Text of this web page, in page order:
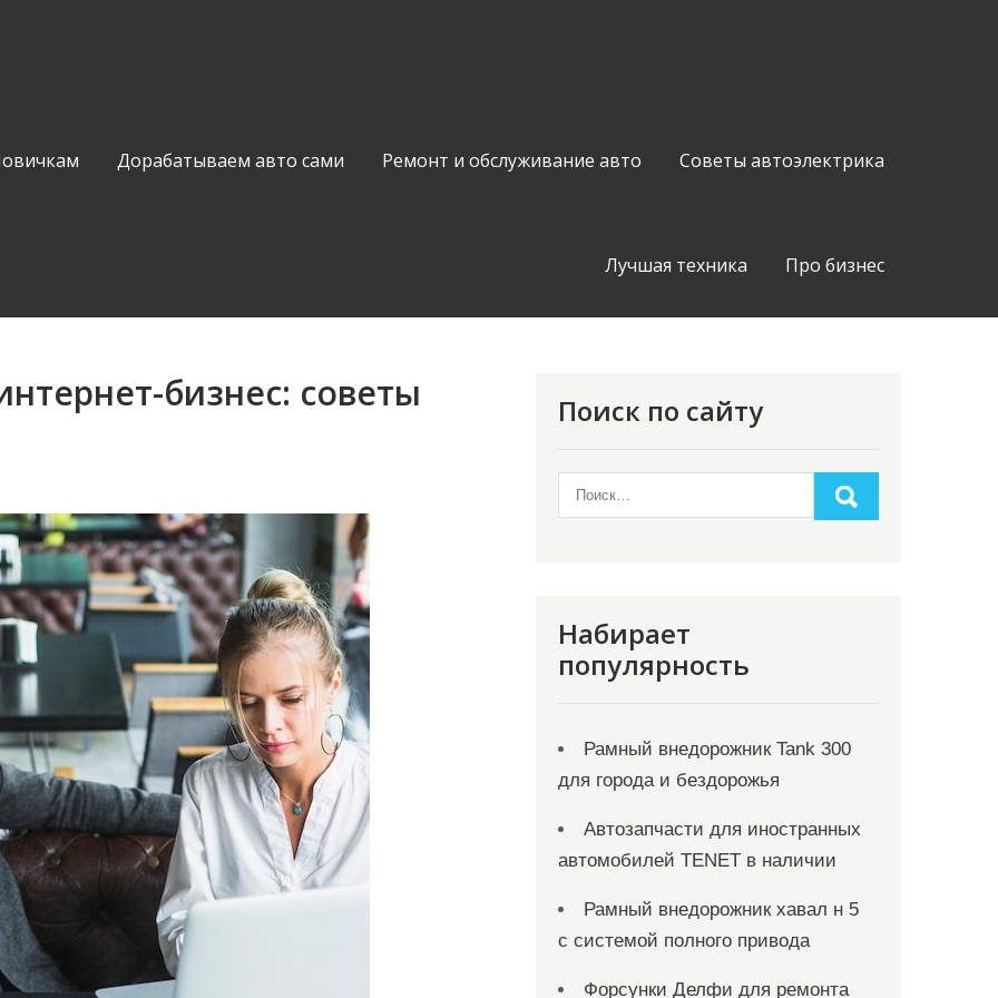
Дорабатываем авто сами Ремонт и обслуживание авто Советы автоэлектрика
Лучшая техника Про бизнес
бизнес: советы
Поиск по сайту
Набирает
популярность
Рамный внедорожник Tank 300
для города и бездорожья
Автозапчасти для иностранных
автомобилей TENET в наличии
Рамный внедорожник хавал н 5
с системой полного привода
Форсунки Делфи для ремонта